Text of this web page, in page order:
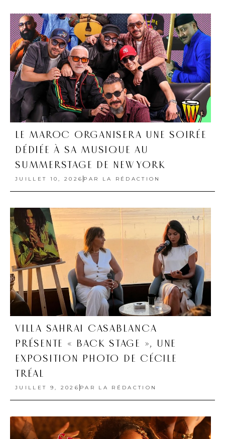
LE MAROC ORGANISERA UNE SOIRÉE
DÉDIÉE À SA MUSIQUE AU
SUMMERSTAGE DE NEW YORK
JUILLET 10, 2026 PAR LA RÉDACTION
VILLA SAHRAI CASABLANCA
PRÉSENTE « BACK STAGE », UNE
EXPOSITION PHOTO DE CÉCILE
TRÉAL
JUILLET 9, 2026 PAR LA RÉDACTION